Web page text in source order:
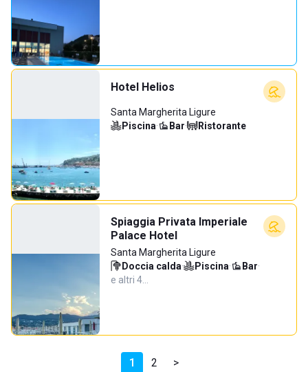
Hotel Helios
Santa Margherita Ligure
Piscina· Bar· Ristorante
Spiaggia Privata Imperiale
Palace Hotel
Santa Margherita Ligure
Doccia calda· Piscina· Bar·
e altri 4…
1 2 >